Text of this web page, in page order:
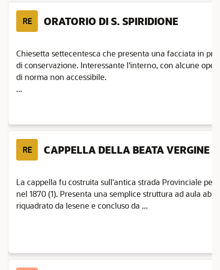
RE ORATORIO DI S. SPIRIDIONE
Chiesetta settecentesca che presenta una facciata in
di conservazione. Interessante l'interno, con alcune
di norma non accessibile.
...
RE CAPPELLA DELLA BEATA VERGINE
La cappella fu costruita sull'antica strada Provinciale per
nel 1870 (1). Presenta una semplice struttura ad aula
riquadrato da lesene e concluso da ...